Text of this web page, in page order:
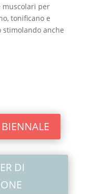
muscolari per
tonificano e
anche
DI